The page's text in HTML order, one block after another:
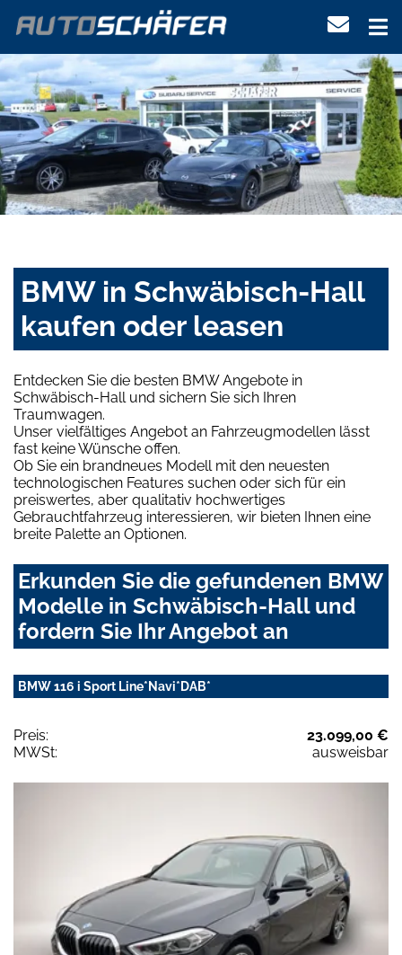
BMW in Schwäbisch-Hall
kaufen oder leasen
Entdecken Sie die besten BMW Angebote in
Schwäbisch-Hall und sichern Sie sich Ihren
Traumwagen.
Unser vielfältiges Angebot an Fahrzeugmodellen lässt
fast keine Wünsche offen.
Ob Sie ein brandneues Modell mit den neuesten
technologischen Features suchen oder sich für ein
preiswertes, aber qualitativ hochwertiges
Gebrauchtfahrzeug interessieren, wir bieten Ihnen eine
breite Palette an Optionen.
Erkunden Sie die gefundenen BMW
Modelle in Schwäbisch-Hall und
fordern Sie Ihr Angebot an
BMW 116 i Sport Line*Navi*DAB*
Preis:
23.099,00 €
MWSt:
ausweisbar